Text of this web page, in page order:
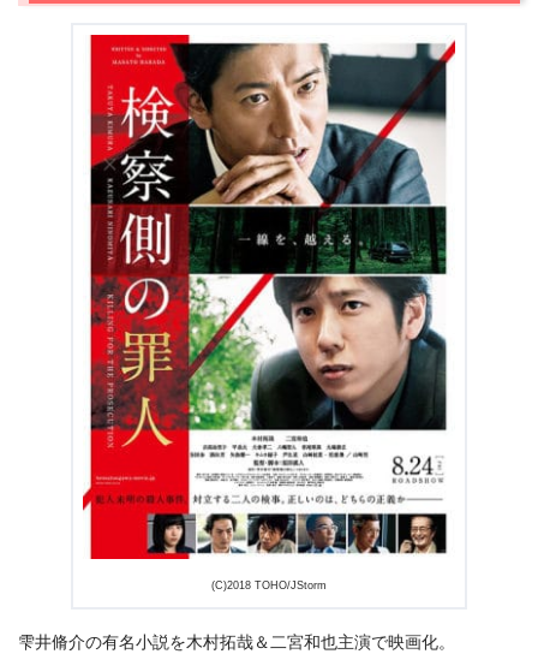
無料期間中の解約もOK
＼＼30日間無料!!お試し解約もOK／／
今すぐ無料でAmazonプライムビデオで見る
(C)2018 TOHO/JStorm
雫井脩介の有名小説を木村拓哉＆二宮和也主演で映画化。